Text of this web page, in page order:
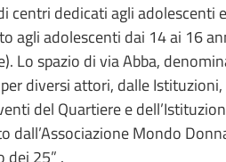
dedicati agli adolescenti
agli adolescenti dai 14 ai 16
spazio di via Abba,
diversi attori, dalle
del Quartiere e
dall’Associazione Mondo
dei 25” .